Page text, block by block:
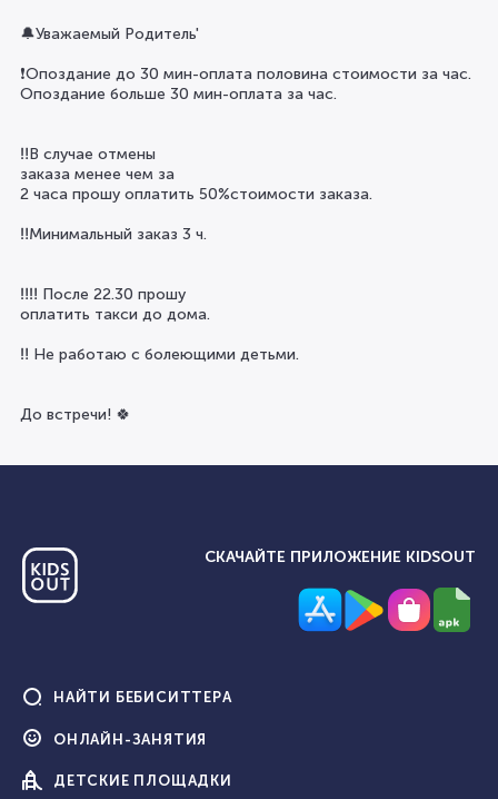
🔔Уважаемый Родитель'
❗Опоздание до 30 мин-оплата половина стоимости за час.
Опоздание больше 30 мин-оплата за час.
‼️В случае отмены
заказа менее чем за
2 часа прошу оплатить 50%стоимости заказа.
‼️Минимальный заказ 3 ч.
‼️‼️ После 22.30 прошу
оплатить такси до дома.
‼️ Не работаю с болеющими детьми.
До встречи! 🍀
СКАЧАЙТЕ ПРИЛОЖЕНИЕ KIDSOUT
НАЙТИ БЕБИСИТТЕРА
ОНЛАЙН-ЗАНЯТИЯ
ДЕТСКИЕ ПЛОЩАДКИ